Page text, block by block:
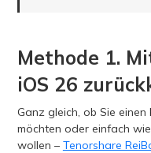
Methode 1.
iOS 26
Ganz gleich, ob Sie einen
möchten oder einfach
wollen – Tenorshare